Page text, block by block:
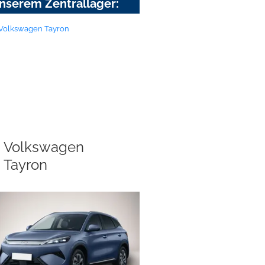
Zentrallager:
Volkswagen
Tayron